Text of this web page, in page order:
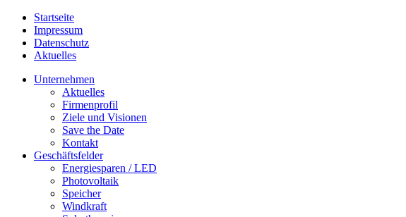
Startseite
Impressum
Datenschutz
Aktuelles
Unternehmen
Aktuelles
Firmenprofil
Ziele und Visionen
Save the Date
Kontakt
Geschäftsfelder
Energiesparen / LED
Photovoltaik
Speicher
Windkraft